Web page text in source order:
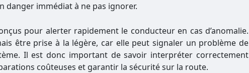
danger immédiat à ne pas ignorer.
pour alerter rapidement le conducteur en cas d’anomalie.
être prise à la légère, car elle peut signaler un problème de
Il est donc important de savoir interpréter correctement
coûteuses et garantir la sécurité sur la route.